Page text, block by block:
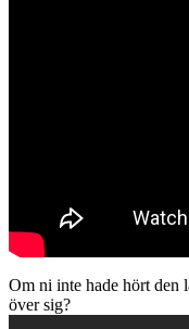
Om ni inte hade hört den
över sig?